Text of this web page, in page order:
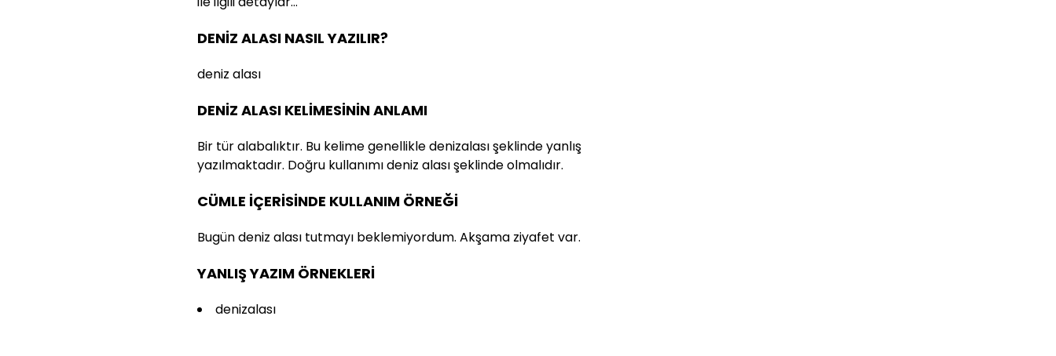
DENİZ ALASI NASIL YAZILIR?
deniz alası
DENİZ ALASI KELİMESİNİN ANLAMI
Bir tür alabalıktır. Bu kelime genellikle denizalası şeklinde yanlış
yazılmaktadır. Doğru kullanımı deniz alası şeklinde olmalıdır.
CÜMLE İÇERİSİNDE KULLANIM ÖRNEĞİ
Bugün deniz alası tutmayı beklemiyordum. Akşama ziyafet var.
YANLIŞ YAZIM ÖRNEKLERİ
denizalası